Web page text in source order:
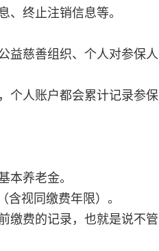
、终止注销信息等。
益慈善组织、个人对参保人
个人账户都会累计记录参保
本养老金。
视同缴费年限）。
缴费的记录，也就是说不管